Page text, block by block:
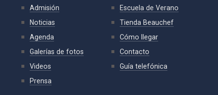
Admisión
Noticias
Agenda
Galerías de fotos
Videos
Prensa
Escuela de Verano
Tienda Beauchef
Cómo llegar
Contacto
Guía telefónica